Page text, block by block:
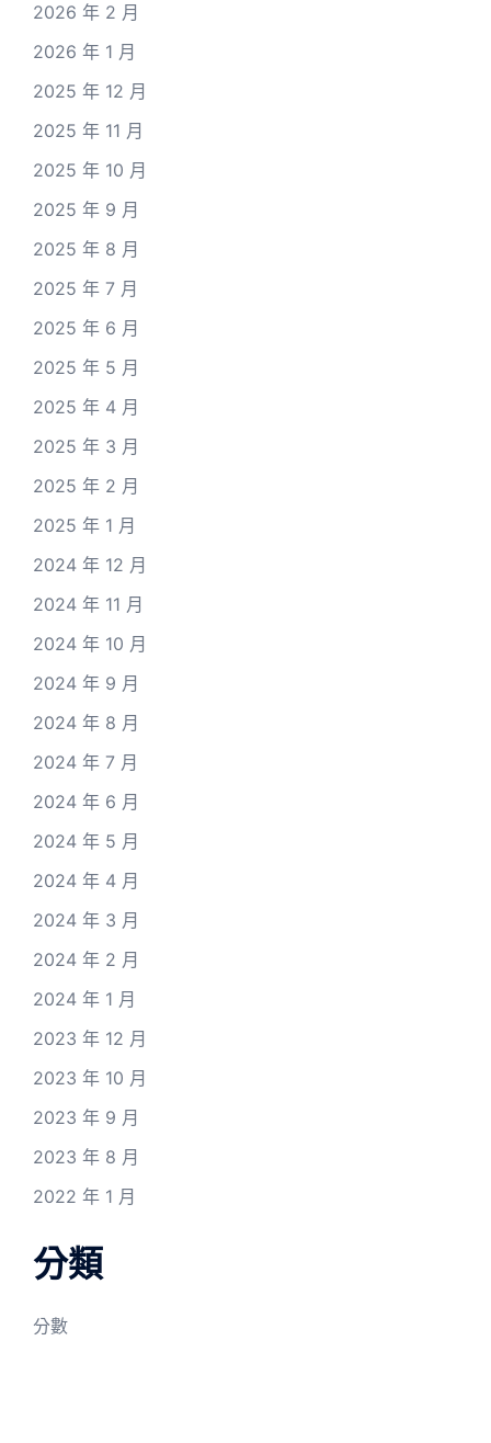
2026 年 2 月
2026 年 1 月
2025 年 12 月
2025 年 11 月
2025 年 10 月
2025 年 9 月
2025 年 8 月
2025 年 7 月
2025 年 6 月
2025 年 5 月
2025 年 4 月
2025 年 3 月
2025 年 2 月
2025 年 1 月
2024 年 12 月
2024 年 11 月
2024 年 10 月
2024 年 9 月
2024 年 8 月
2024 年 7 月
2024 年 6 月
2024 年 5 月
2024 年 4 月
2024 年 3 月
2024 年 2 月
2024 年 1 月
2023 年 12 月
2023 年 10 月
2023 年 9 月
2023 年 8 月
2022 年 1 月
分類
分數